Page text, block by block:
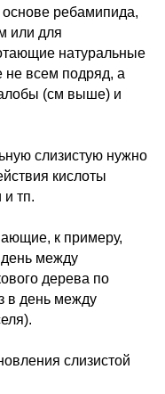
ребамипида,
или для
натуральные
всем подряд, а
(см выше) и
слизистую нужно
кислоты
и тп.
к примеру,
день между
дерева по
в день между
слизистой